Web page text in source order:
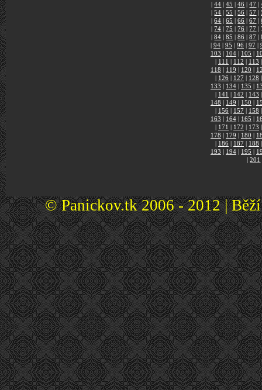
| 44 | 45 | 46 | 47 |
| 54 | 55 | 56 | 57 |
| 64 | 65 | 66 | 67 |
| 74 | 75 | 76 | 77 |
| 84 | 85 | 86 | 87 |
| 94 | 95 | 96 | 97 |
103 | 104 | 105 |
| 111 | 112 | 113 |
118 | 119 | 120 |
| 126 | 127 | 128 |
133 | 134 | 135 |
| 141 | 142 | 143 |
148 | 149 | 150 |
| 156 | 157 | 158 |
163 | 164 | 165 |
| 171 | 172 | 173 |
178 | 179 | 180 |
| 186 | 187 | 188 |
193 | 194 | 195 |
| 201
© Panickov.tk 2006 - 2012 |